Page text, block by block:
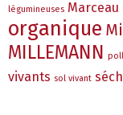
légumineuses Marceau
organique
MILLEMANN
vivants sol vivant